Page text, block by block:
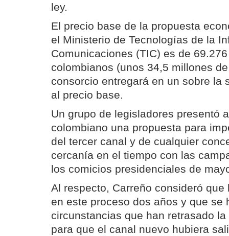
ley.
El precio base de la propuesta
el Ministerio de Tecnologías de la
Comunicaciones (TIC) es de
colombianos (unos 34,5 millones
consorcio entregará en un sobre la
al precio base.
Un grupo de legisladores presentó
colombiano una propuesta para
del tercer canal y de cualquier
cercanía en el tiempo con las
los comicios presidenciales de
Al respecto, Carreño consideró que
en este proceso dos años y que se
circunstancias que han retrasado
para que el canal nuevo hubiera